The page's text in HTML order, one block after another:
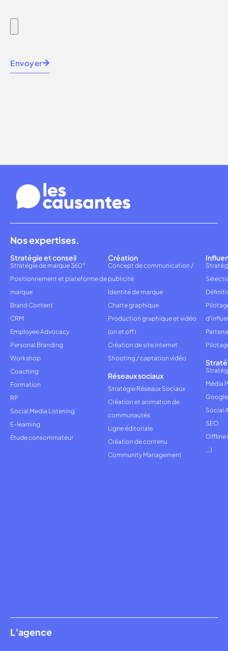
Envoyer
L’agence
Nos expertises.
Stratégie et conseil
Stratégie de marque 360°
Positionnement et plateforme de
marque
Brand Content
CRM
Employee Advocacy
Personal Branding
Workshop
Coaching
Formation
RP
Social Media Listening
E-learning
Étude consommateur
Création
Concept de communication /
publicité
Identité de marque
Charte graphique
Production graphique et vidéo
(on et off)
Création de site internet
Shooting / captation vidéo
Réseaux sociaux
Stratégie Réseaux Sociaux
Création et animation de
communautés
Ligne éditoriale
Création de contenu
Community Management
Média
Social
SEO
Offline
...)